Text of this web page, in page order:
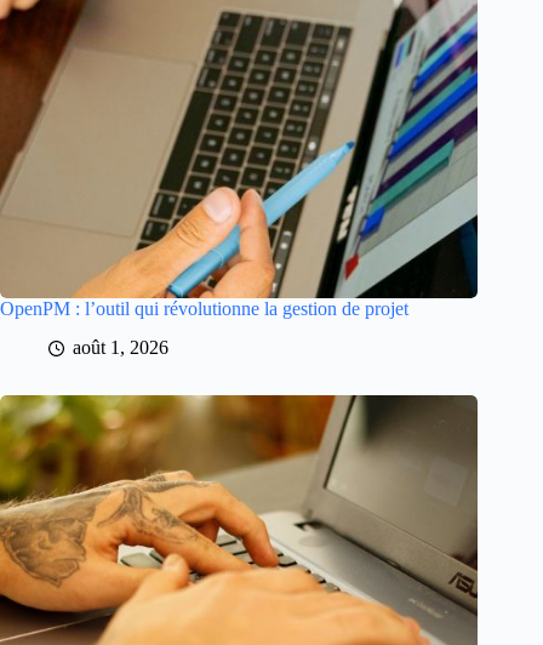
OpenPM : l’outil qui révolutionne la gestion de projet
août 1, 2026